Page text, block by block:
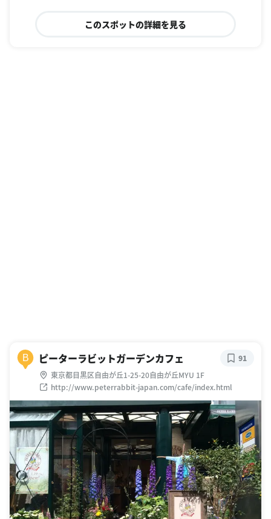
このスポットの詳細を見る
B ピーターラビットガーデンカフェ
東京都目黒区自由が丘1-25-20自由が丘MYU 1F
http://www.peterrabbit-japan.com/cafe/index.html
91